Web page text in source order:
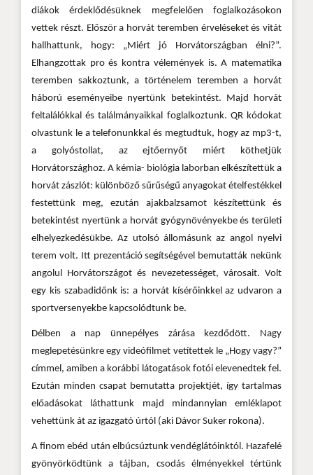
diákok érdeklődésüknek megfelelően foglalkozásokon
vettek részt. Először a horvát teremben érveléseket és vitát
hallhattunk, hogy: „Miért jó Horvátországban élni?”.
Elhangzottak pro és kontra vélemények is. A matematika
teremben sakkoztunk, a történelem teremben a horvát
háború eseményeibe nyertünk betekintést. Majd horvát
feltalálókkal és találmányaikkal foglalkoztunk. QR kódokat
olvastunk le a telefonunkkal és megtudtuk, hogy az mp3-t,
a golyóstollat, az ejtőernyőt miért köthetjük
Horvátországhoz. A kémia- biológia laborban elkészítettük a
horvát zászlót: különböző sűrűségű anyagokat ételfestékkel
festettünk meg, ezután ajakbalzsamot készítettünk és
betekintést nyertünk a horvát gyógynövényekbe és területi
elhelyezkedésükbe. Az utolsó állomásunk az angol nyelvi
terem volt. Itt prezentáció segítségével bemutatták nekünk
angolul Horvátországot és nevezetességet, városait. Volt
egy kis szabadidőnk is: a horvát kísérőinkkel az udvaron a
sportversenyekbe kapcsolódtunk be.
Délben a nap ünnepélyes zárása kezdődött. Nagy
meglepetésünkre egy videófilmet vetítettek le „Hogy vagy?”
címmel, amiben a korábbi látogatások fotói elevenedtek fel.
Ezután minden csapat bemutatta projektjét, így tartalmas
előadásokat láthattunk majd mindannyian emléklapot
vehettünk át az igazgató úrtól (aki Dávor Suker rokona).
A finom ebéd után elbúcsúztunk vendéglátóinktól. Hazafelé
gyönyörködtünk a tájban, csodás élményekkel tértünk